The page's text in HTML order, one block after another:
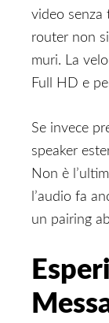
video senza
router non
muri. La
Full HD e
Se invece
speaker
Non è
l’audio fa
un pairing